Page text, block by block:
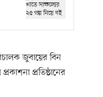
জুবায়ের বিন
প্রতিষ্ঠানের